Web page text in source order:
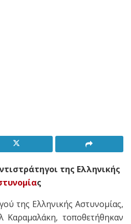
της Ελληνικής
ς
της Ελληνικής Αστυνομίας,
Καραμαλάκη, τοποθετήθηκαν